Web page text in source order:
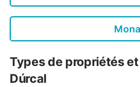
Types de propriétés
Dúrcal